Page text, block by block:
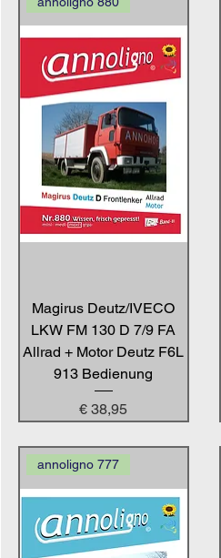
Magirus Deutz/IVECO
LKW FM 130 D 7/9 FA
Allrad + Motor Deutz F6L
913 Bedienung
Preis
€ 38,95
annoligno 777